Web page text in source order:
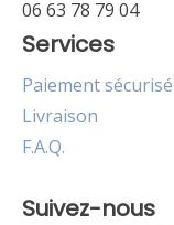
06 63 78 79 04
Services
Paiement sécurisé
Livraison
F.A.Q.
Suivez-nous